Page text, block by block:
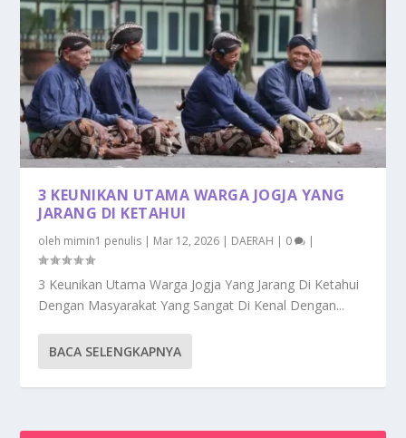
3 KEUNIKAN UTAMA WARGA JOGJA YANG
JARANG DI KETAHUI
oleh mimin1 penulis | Mar 12, 2026 | DAERAH | 0 |
3 Keunikan Utama Warga Jogja Yang Jarang Di Ketahui
Dengan Masyarakat Yang Sangat Di Kenal Dengan...
BACA SELENGKAPNYA